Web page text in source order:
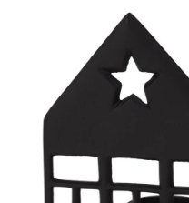
hvězdiček.